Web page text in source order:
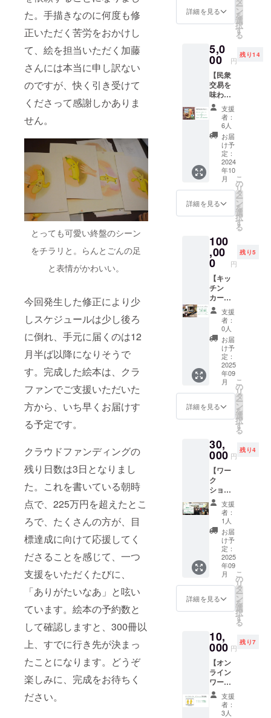
た。手描きなのに何度も修
正いただく苦労をおかけし
て、絵を担当いただく加藤
さんには本当に申し訳ない
のですが、快く引き受けて
くださって感謝しかありま
せん。
とっても可愛い終盤のシーン
をチラリと。らんとごんの足
と表情がかわいい。
今回発生した修正により少
しスケジュールは少し後ろ
に倒れ、手元に届くのは12
月半ば以降になりそうで
す。完成した絵本は、クラ
ファンでご支援いただいた
方から、いち早くお届けす
る予定です。
クラウドファンディングの
残り日数は3日となりまし
た。これを書いている朝時
点で、225万円を超えたとこ
ろで、たくさんの方が、目
標達成に向けて応援してく
ださることを感じて、一つ
支援をいただくたびに、
「ありがたいなあ」と呟い
ています。絵本の予約数と
して確認しますと、300冊以
上、すでに行き先が決まっ
たことになります。どうぞ
楽しみに、完成をお待ちく
ださい。
ような
文字列
を希望
場合は
別途相
談させ
ていた
だきま
す。 ▼
メッ
セージ
カード
につい
て ・ ぽ
こぽこ
バナナ
プロ
ジェク
トに参
加して
いる子
規格外
バラン
ゴンバ
ナナの
皮を混
ぜて手
漉きで
紙を
作って
くれま
した。
その紙
に感謝
のメッ
セージ
スタン
プを押
した支
援者の
けする
特別な
カード
です。
・メッ
セージ
カード
の大き
さは、
ハガキ
サイズ
の1/2程
度で
す。 ※
クリッ
クポス
ト（ポ
郵便の
サービ
お送り
する予
定で
す。 ※
プロ
ジェク
使用 ▼
サンク
スペー
の掲載
につい
て ・ 掲
載を希
望する
法人名
や団体
名と掲
載した
いWeb
ページ
等の
URLを
「備考
欄」に
ご記入
くださ
い。 ・
2次元
の大き
さは
【2cm
四方】
(予定)を
予定し
ていま
す。 ・
政治や
宗教に
関係す
るもの
や社会
通念上
不適切
なサイ
トを希
望され
た場合
は別途
せてい
ただき
ます。
▼メッ
セージ
カード
につい
て ・ぽ
こぽこ
バナナ
プロ
ジェク
トに参
加して
いる子
どもた
ちが、
規格外
ナナの
皮を混
ぜて手
漉きで
紙を
作って
くれま
した。
その紙
パー
20%
使用 ▼
メッ
セージ
カード
につい
て ・ ぽ
こぽこ
バナナ
プロ
ジェク
トに参
加して
いる子
どもた
ちが、
規格外
バラン
ゴンバ
ナナの
ぜて手
漉きで
紙を
作って
くれま
した。
その紙
に感謝
のメッ
セージ
スタン
プを押
した支
援者の
方だけ
にお届
けする
特別な
カード
です。
セージ
カード
の大き
さは、
ハガキ
サイズ
の1/2程
度で
す。 ※
クリッ
クポス
ト（ポ
ストに
投函す
る日本
郵便の
サービ
ス）で
お送り
定で
す。 ※
リター
ン価格
は、一
般販売
価格
(2500円
税別を
作った
メッ
・感謝
の気持
ちを込
めたお
礼の
メール
▼絵本
『バナ
ナのら
んとご
ん』に
ついて
判
型：
ペー
ジ数：
32p（予
カ
ラー：
フルカ
ラー
製本：
ハード
カ
バー、
中ミシ
ン綴じ
本文
ペー
ジ：
FSC認
証紙ま
紙を使
用 目
れば、
一部ワ
ンプラ
ネット
バナナ
ペー
パー
20%
（c）を
使用 ▼
メッ
セージ
カード
につい
て ・ぽ
バナナ
プロ
トに参
加して
いる子
どもた
ちが、
規格外
バラン
ゴンバ
ナナの
ルガッ
を活用
した木
製の額
に入れ
てお届
けしま
す。 ・
感謝の
気持ち
を込め
たお礼
のメー
彩画に
ついて
内容に
つい
らんと
ごんは
必ず描
いてい
ただき
ます。
それ以
外の背
景など
はお任
せで描
いてい
ただき
ます。
・共同
出版元
だ舎出
帆室」
「徳森
木材」
が手が
ける廃
材を活
用した
額に納
めてお
送りし
ます。
※クラウ
ドファ
ンディ
ング終
いただ
きます
は12月
を予定
してい
ます。
※ヤマト
運輸の
「ネコ
ポス」
さる方
す。 ・
絵本一
正規品
（絵本
ではバ
ナナの
ごん）
のバラ
ンゴン
バナナ
をセッ
トにし
てお届
けしま
す。 ・
絵本を
と、
「バラ
ンゴン
ナって
どんな
バナナ
だろ
う？ど
んな味
がする
んだろ
う？」
と実物
を食べ
てみた
い、見
てみた
けるは
ずで
す。絵
本もバ
ナナも
両方楽
しみた
い方に
向け
て、ご
用意し
まし
た。 ＜
リター
ン内容
本『バ
ナナの
１冊 ・
バラン
ゴンバ
ナナ
（正規
品）
3kg（2
5本程
格外バ
ランゴ
使って
フード
ロスを
削減し
たいと
思って
くださ
る方向
けのリ
ターン
です。
＜リ
ターン
内容＞
・規格
外バラ
ンゴン
度) ・子
どもた
ちのバ
ナナレ
シピ集
(pdf
データ)
・感謝
の気持
ちを込
めたお
礼の
メール
▼レシ
ピ集に
ついて
・ぽこ
ぽこバ
長年参
加して
いる明
海小学
校地区
児童育
成クラ
ブ（千
葉県浦
安市）
の子ど
もたち
が実際
におや
つに
作って
どもた
ち自身
がまと
めてく
れたも
ので
す。料
理の本
を参考
詳細を見る ー
ン
を
選
択
す
る
5,0
00 円
残り14
【民衆
交易を
味わう
セッ
ト】 \\
民衆交
易商品
を紹介
した
リーフ
レット
付き// ・
バラン
ゴンバ
ナナ以
（国際
的な産
直活
動）の
商品を
試して
みたい
という
方向け
のリ
ターン
です。
・NPO
法人
APLAの
運営す
るオン
ライン
ショッ
いコー
ヒーと
かりん
とうを
ご用意
しまし
た。お
やつと
して手
軽に食
べてい
ただけ
るセッ
トで
す。 ・
どのよ
うな商
APLAの
発行す
to P
NEWS
』の
バック
ナン
バー1部
支援
者：
6人
お届
け予
定：
2024
年10
月
詳細を見る
こ
の
リ
タ
ー
ン
を
選
択
す
る
100
,00
0 円
残り5
【キッ
チン
カー出
張プラ
ン】
\\バナナ
ジュー
ス・
フェア
トレー
ドコー
ヒーを
提供// ・
キッチ
ンカー
に、規
格外バ
ランゴ
ンバナ
ナを
使った
バナナ
ジュー
ス、民
衆交易
のコー
ヒーを
提供さ
せてい
ただき
ます。
キッチ
思って
くださ
けのリ
ターン
です。
・お祭
りやマ
ルシェ
支援
者：
0人
お届
け予
定：
2025
年09
月
詳細を見る
こ
の
リ
タ
ー
ン
を
選
択
す
る
30,
000 円
残り4
【ワー
ク
ショッ
プの開
催権】
\\規格外
バラン
ゴンバ
ナナ
10kg付
き// ・絵
本を楽
しみな
がら、
バラン
お話を
聞きた
いと
思って
くださ
る方向
けのリ
ターン
です。
支援
者：
1人
お届
け予
定：
2025
年09
月
詳細を見る
こ
の
リ
タ
ー
ン
を
選
択
す
る
10,
000 円
残り7
【オン
ライン
ワーク
ショッ
プ開催
権】 ・
支援
者：
3人